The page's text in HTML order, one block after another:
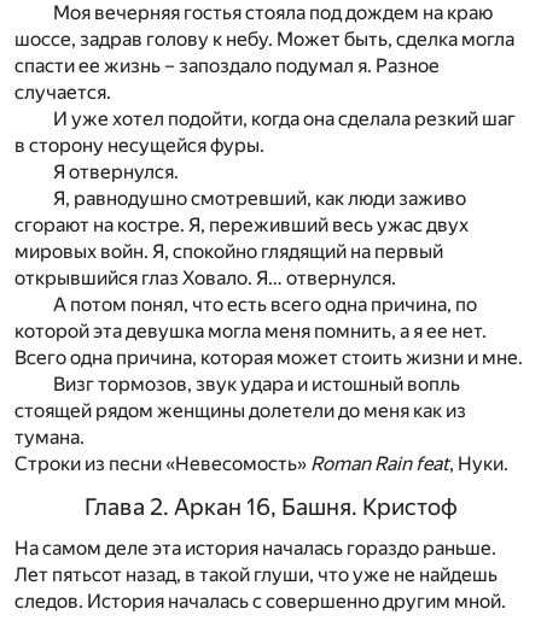
Моя вечерняя гостья стояла под дождем на краю
шоссе, задрав голову к небу. Может быть, сделка могла
спасти ее жизнь – запоздало подумал я. Разное
случается.
И уже хотел подойти, когда она сделала резкий шаг
в сторону несущейся фуры.
Я отвернулся.
Я, равнодушно смотревший, как люди заживо
сгорают на костре. Я, переживший весь ужас двух
мировых войн. Я, спокойно глядящий на первый
открывшийся глаз Ховало. Я… отвернулся.
А потом понял, что есть всего одна причина, по
которой эта девушка могла меня помнить, а я ее нет.
Всего одна причина, которая может стоить жизни и мне.
Визг тормозов, звук удара и истошный вопль
стоящей рядом женщины долетели до меня как из
тумана.
Строки из песни «Невесомость» Roman Rain feat, Нуки.
Глава 2. Аркан 16, Башня. Кристоф
На самом деле эта история началась гораздо раньше.
Лет пятьсот назад, в такой глуши, что уже не найдешь
следов. История началась с совершенно другим мной.